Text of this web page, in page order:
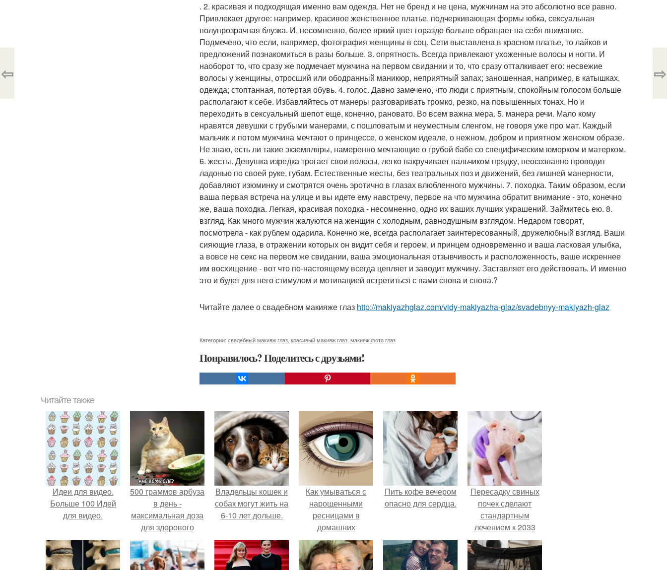
. 2. красивая и подходящая именно вам одежда. Нет не бренд и не цена, мужчинам на это абсолютно все равно.
Привлекает другое: например, красивое женственное платье, подчеркивающая формы юбка, сексуальная
полупрозрачная блузка. И, несомненно, более яркий цвет гораздо больше обращает на себя внимание.
Подмечено, что если, например, фотография женщины в соц. Сети выставлена в красном платье, то лайков и
предложений познакомиться в разы больше. 3. опрятность. Всегда привлекают ухоженные волосы и ногти. И
наоборот то, что сразу же подмечает мужчина на первом свидании и то, что сразу отталкивает его: несвежие
волосы у женщины, отросший или ободранный маникюр, неприятный запах; заношенная, например, в катышках,
одежда; стоптанная, потертая обувь. 4. голос. Давно замечено, что люди с приятным, спокойным голосом больше
располагают к себе. Избавляйтесь от манеры разговаривать громко, резко, на повышенных тонах. Но и
переходить в сексуальный шепот еще, конечно, рановато. Во всем важна мера. 5. манера речи. Мало кому
нравятся девушки с грубыми манерами, с пошловатым и неуместным сленгом, не говоря уже про мат. Каждый
мальчик и потом мужчина мечтают о принцессе, о женском идеале, о нежном, добром и приятном женском образе.
Не знаю, есть ли такие экземпляры, намеренно мечтающие о грубой бабе со специфическим юморком и матерком.
6. жесты. Девушка изредка трогает свои волосы, легко накручивает пальчиком прядку, неосознанно проводит
ладонью по своей руке, губам. Естественные жесты, без театральных поз и движений, без лишней манерности,
добавляют изюминку и смотрятся очень эротично в глазах влюбленного мужчины. 7. походка. Таким образом, если
ваша первая встреча на улице и вы идете ему навстречу, первое на что мужчина обратит внимание - это, конечно
же, ваша походка. Легкая, красивая походка - несомненно, одно их ваших лучших украшений. Займитесь ею. 8.
взгляд. Как много мужчин жалуются на женщин с холодным, равнодушным взглядом. Недаром говорят,
посмотрела - как рублем одарила. Конечно же, всегда располагает заинтересованный, дружелюбный взгляд. Ваши
сияющие глаза, в отражении которых он видит себя и героем, и принцем одновременно и ваша ласковая улыбка,
а вовсе не секс на первом же свидании, ваша эмоциональная отзывчивость и расположенность, ваше искреннее
им восхищение - вот что по-настоящему всегда цепляет и заводит мужчину. Заставляет его действовать. И именно
это и будет для него стимулом и мотивацией встретиться с вами снова и снова.?
Читайте далее о свадебном макияже глаз http://makiyazhglaz.com/vidy-makiyazha-glaz/svadebnyy-makiyazh-glaz
Категории: свадебный макияж глаз красивый макияж глаз макияж фото глаз
Понравилось? Поделитесь с друзьями!
⇦ ⇨
Читайте также
Идеи для видео.
Больше 100 Идей
для видео.
500 граммов арбуза
в день -
максимальная доза
для здорового
взрослого,
предупредили
врачи.
Владельцы кошек и
собак могут жить на
6-10 лет дольше.
Как умываться с
нарощенными
ресницами в
домашних
условиях. Как
правильно смыть
макияж с
Пить кофе вечером
опасно для сердца.
Пересадку свиных
почек сделают
стандартным
лечением к 2033
году в Японии.